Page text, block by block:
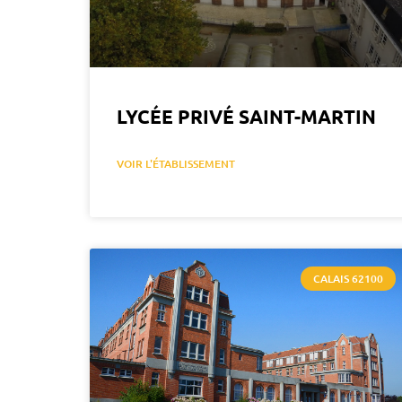
LYCÉE PRIVÉ SAINT-MARTIN
VOIR L'ÉTABLISSEMENT
CALAIS 62100